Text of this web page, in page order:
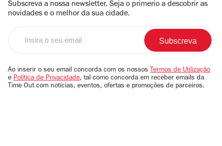
Subscreva a nossa newsletter. Seja o primerio a descobrir as
novidades e o melhor da sua cidade.
email
Ao inserir o seu email concorda com os nossos Termos de Utilização
e Política de Privacidade, tal como concorda em receber emails da
Time Out com notícias, eventos, ofertas e promoções de parceiros.